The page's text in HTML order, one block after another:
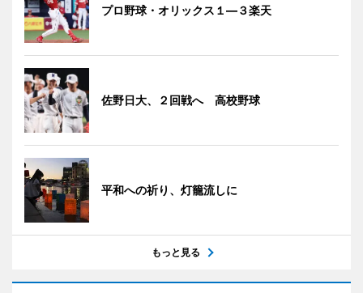
プロ野球・オリックス１―３楽天
佐野日大、２回戦へ 高校野球
平和への祈り、灯籠流しに
もっと見る